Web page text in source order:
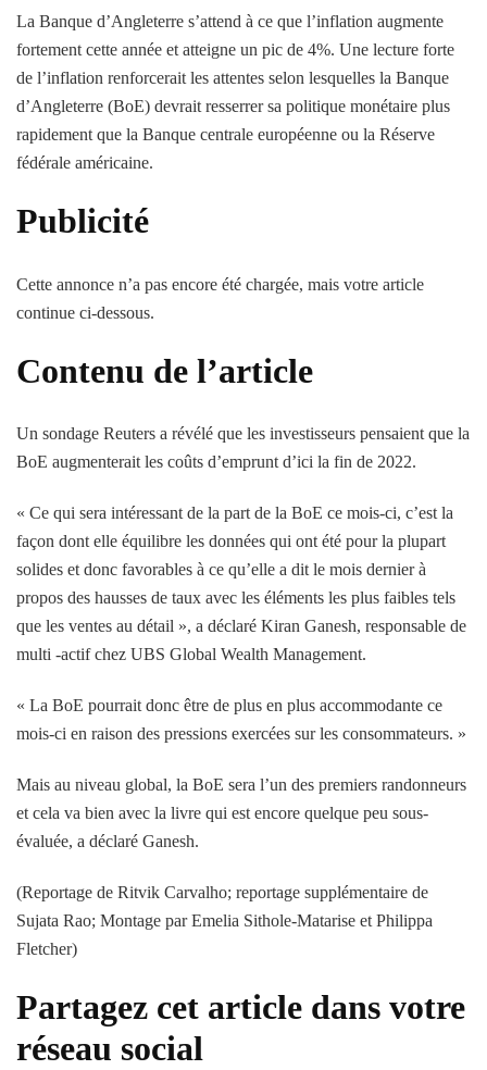
La Banque d’Angleterre s’attend à ce que l’inflation augmente
fortement cette année et atteigne un pic de 4%. Une lecture forte
de l’inflation renforcerait les attentes selon lesquelles la Banque
d’Angleterre (BoE) devrait resserrer sa politique monétaire plus
rapidement que la Banque centrale européenne ou la Réserve
fédérale américaine.
Publicité
Cette annonce n’a pas encore été chargée, mais votre article
continue ci-dessous.
Contenu de l’article
Un sondage Reuters a révélé que les investisseurs pensaient que la
BoE augmenterait les coûts d’emprunt d’ici la fin de 2022.
« Ce qui sera intéressant de la part de la BoE ce mois-ci, c’est la
façon dont elle équilibre les données qui ont été pour la plupart
solides et donc favorables à ce qu’elle a dit le mois dernier à
propos des hausses de taux avec les éléments les plus faibles tels
que les ventes au détail », a déclaré Kiran Ganesh, responsable de
multi -actif chez UBS Global Wealth Management.
« La BoE pourrait donc être de plus en plus accommodante ce
mois-ci en raison des pressions exercées sur les consommateurs. »
Mais au niveau global, la BoE sera l’un des premiers randonneurs
et cela va bien avec la livre qui est encore quelque peu sous-
évaluée, a déclaré Ganesh.
(Reportage de Ritvik Carvalho; reportage supplémentaire de
Sujata Rao; Montage par Emelia Sithole-Matarise et Philippa
Fletcher)
Partagez cet article dans votre
réseau social